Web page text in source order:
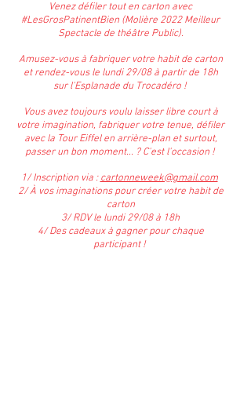
Venez défiler tout en carton avec
#LesGrosPatinentBien (Molière 2022 Meilleur
Spectacle de théâtre Public).
Amusez-vous à fabriquer votre habit de carton
et rendez-vous le lundi 29/08 à partir de 18h
sur l'Esplanade du Trocadéro !
Vous avez toujours voulu laisser libre court à
votre imagination, fabriquer votre tenue, défiler
avec la Tour Eiffel en arrière-plan et surtout,
passer un bon moment... ? C'est l'occasion !
1/ Inscription via :cartonneweek@gmail.com
2/ À vos imaginations pour créer votre habit de
carton
3/ RDV le lundi 29/08 à 18h
4/ Des cadeaux à gagner pour chaque
participant !